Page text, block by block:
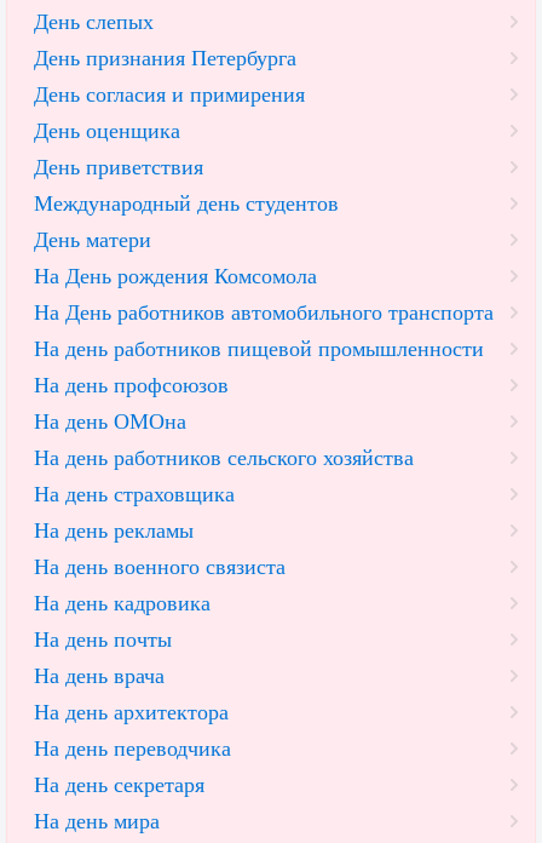
День слепых
День признания Петербурга
День согласия и примирения
День оценщика
День приветствия
Международный день студентов
День матери
На День рождения Комсомола
На День работников автомобильного транспорта
На день работников пищевой промышленности
На день профсоюзов
На день ОМОна
На день работников сельского хозяйства
На день страховщика
На день рекламы
На день военного связиста
На день кадровика
На день почты
На день врача
На день архитектора
На день переводчика
На день секретаря
На день мира